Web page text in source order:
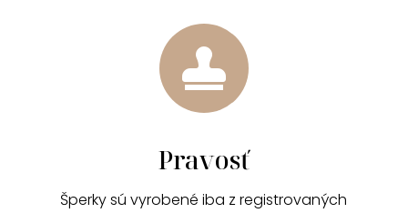

Pravosť
Šperky sú vyrobené iba z registrovaných